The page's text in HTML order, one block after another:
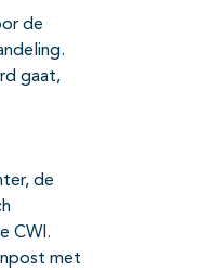
de
gaat,
de
CWI.
met